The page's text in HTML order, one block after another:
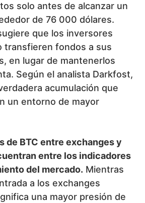
solo antes de alcanzar un
de 76 000 dólares.
que los inversores
transfieren fondos a sus
en lugar de mantenerlos
Según el analista Darkfost,
acumulación que
un entorno de mayor
de BTC entre exchanges y
entre los indicadores
del mercado. Mientras
a los exchanges
una mayor presión de